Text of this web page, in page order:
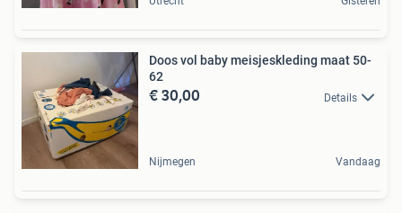
Doos vol baby meisjeskleding maat 50-
62
€ 30,00 Details
Nijmegen Vandaag